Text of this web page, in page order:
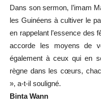
Dans son sermon, l’imam
les Guinéens à cultiver le
en rappelant l’essence des
accorde les moyens de
également à ceux qui en
règne dans les cœurs,
», a-t-il souligné.
Binta Wann